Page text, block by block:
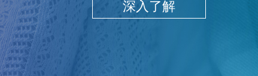
深入了解